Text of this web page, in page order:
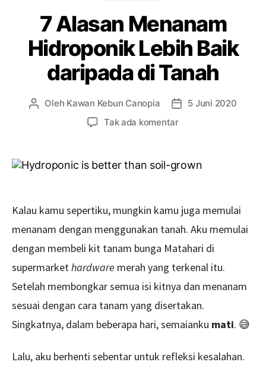
7 Alasan Menanam
Hidroponik Lebih Baik
daripada di Tanah
Penulis
Oleh Kawan Kebun Canopia
Tanggal
5 Juni 2020
Tak ada komentarpada
Menanam
daripada
di
Kalau kamu sepertiku, mungkin kamu juga memulai
menanam dengan menggunakan tanah. Aku memulai
dengan membeli kit tanam bunga Matahari di
supermarkethardware merah yang terkenal itu.
Setelah membongkar semua isi kitnya dan menanam
sesuai dengan cara tanam yang disertakan.
Singkatnya, dalam beberapa hari, semaianku mati. 😅
Lalu, aku berhenti sebentar untuk refleksi kesalahan.